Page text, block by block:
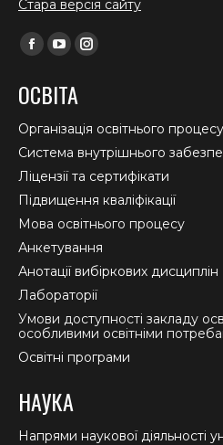
Стара версія сайту
Find us on:
Facebook
opens
in
new
window
YouTube
opens
in
new
window
Instagram
in
new
window
ОСВІТА
Організація освітнього процесу
Система внутрішнього
Ліцензії та сертифікати
Підвищення кваліфікації
Мова освітнього процесу
Анкетування
Анотації вибіркових дисциплін
Лабораторії
Умови доступності закладу
особливими освітніми
Освітні програми
НАУКА
Напрями наукової діяльності